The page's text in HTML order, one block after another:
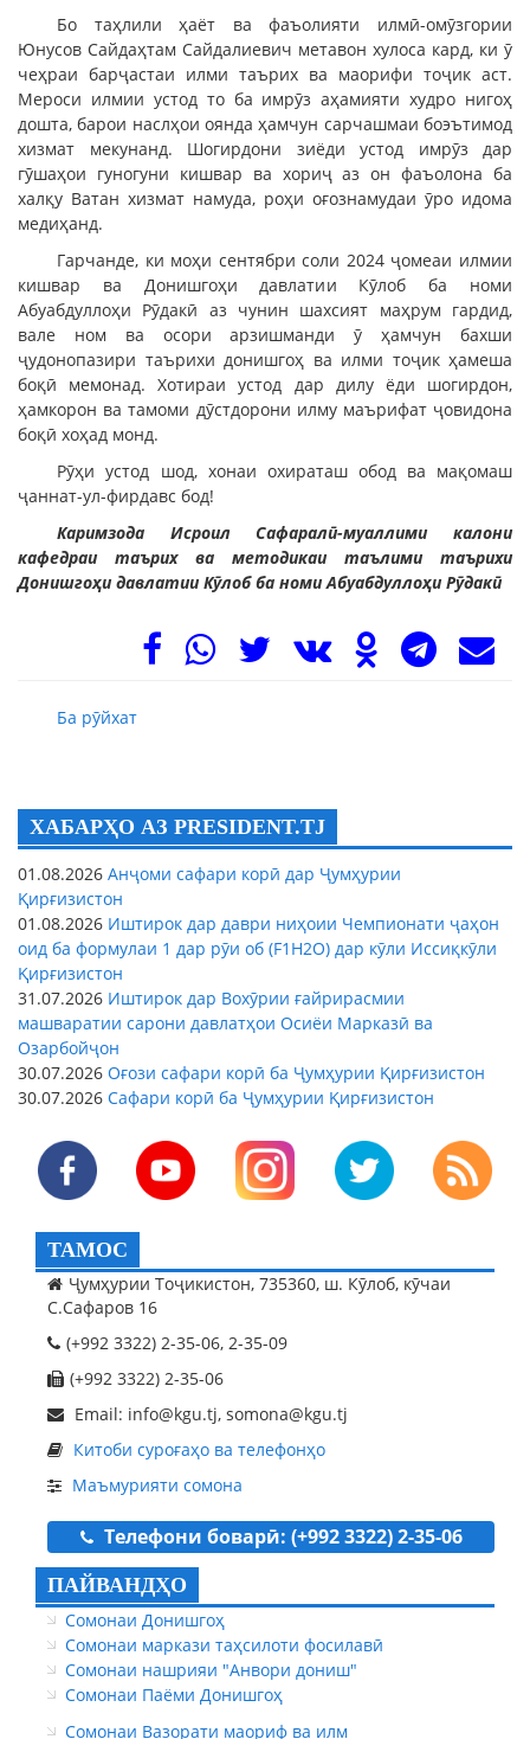
Бо таҳлили ҳаёт ва фаъолияти илмӣ-омӯзгории
Юнусов Сайдаҳтам Сайдалиевич метавон хулоса кард, ки ӯ
чеҳраи барҷастаи илми таърих ва маорифи тоҷик аст.
Мероси илмии устод то ба имрӯз аҳамияти худро нигоҳ
дошта, барои наслҳои оянда ҳамчун сарчашмаи боэътимод
хизмат мекунанд. Шогирдони зиёди устод имрӯз дар
гӯшаҳои гуногуни кишвар ва хориҷ аз он фаъолона ба
халқу Ватан хизмат намуда, роҳи оғознамудаи ӯро идома
медиҳанд.
Гарчанде, ки моҳи сентябри соли 2024 ҷомеаи илмии
кишвар ва Донишгоҳи давлатии Кӯлоб ба номи
Абуабдуллоҳи Рӯдакӣ аз чунин шахсият маҳрум гардид,
вале ном ва осори арзишманди ӯ ҳамчун бахши
ҷудонопазири таърихи донишгоҳ ва илми тоҷик ҳамеша
боқӣ мемонад. Хотираи устод дар дилу ёди шогирдон,
ҳамкорон ва тамоми дӯстдорони илму маърифат ҷовидона
боқӣ хоҳад монд.
Рӯҳи устод шод, хонаи охираташ обод ва мақомаш
ҷаннат-ул-фирдавс бод!
Каримзода Исроил Сафаралӣ-муаллими калони
кафедраи таърих ва методикаи таълими таърихи
Донишгоҳи давлатии Кӯлоб ба номи Абуабдуллоҳи Рӯдакӣ
Ба рӯйхат
ХАБАРҲО АЗ PRESIDENT.TJ
01.08.2026 Анҷоми сафари корӣ дар Ҷумҳурии
Қирғизистон
01.08.2026 Иштирок дар даври ниҳоии Чемпионати ҷаҳон
оид ба формулаи 1 дар рӯи об (F1H2O) дар кӯли Иссиқкӯли
Қирғизистон
31.07.2026 Иштирок дар Вохӯрии ғайрирасмии
машваратии сарони давлатҳои Осиёи Марказӣ ва
Озарбойҷон
30.07.2026 Оғози сафари корӣ ба Ҷумҳурии Қирғизистон
30.07.2026 Сафари корӣ ба Ҷумҳурии Қирғизистон
ТАМОС
Ҷумҳурии Тоҷикистон, 735360, ш. Кӯлоб, кӯчаи
С.Сафаров 16
(+992 3322) 2-35-06, 2-35-09
(+992 3322) 2-35-06
Email: info@kgu.tj, somona@kgu.tj
Китоби суроғаҳо ва телефонҳо
Маъмурияти сомона
Телефони боварӣ: (+992 3322) 2-35-06
ПАЙВАНДҲО
Сомонаи Донишгоҳ
Сомонаи маркази таҳсилоти фосилавӣ
Сомонаи нашрияи "Анвори дониш"
Сомонаи Паёми Донишгоҳ
Сомонаи Вазорати маориф ва илм